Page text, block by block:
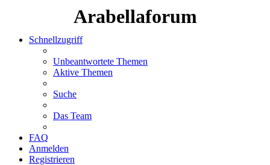
Arabellaforum
Schnellzugriff
Unbeantwortete Themen
Aktive Themen
Suche
Das Team
FAQ
Anmelden
Registrieren